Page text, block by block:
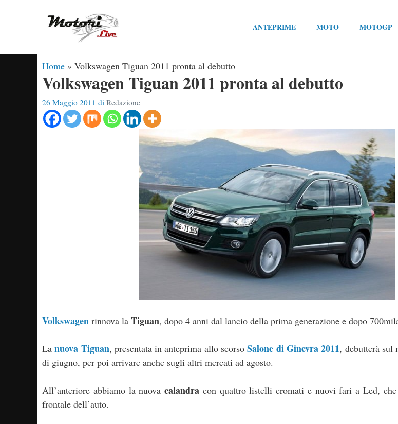
ANTEPRIME MOTO MOTOGP
Home » Volkswagen Tiguan 2011 pronta al debutto
Volkswagen Tiguan 2011 pronta al debutto
26 Maggio 2011 di Redazione
Volkswagen rinnova la Tiguan, dopo 4 anni dal lancio della prima generazione e dopo
Lanuova Tiguan, presentata in anteprima allo scorsoSalone di Ginevra 2011, debutterà sul
di giugno, per poi arrivare anche sugli altri mercati ad agosto.
All’anteriore abbiamo la nuovacalandra con quattro listelli cromati e nuovi fari a Led, che
frontale dell’auto.